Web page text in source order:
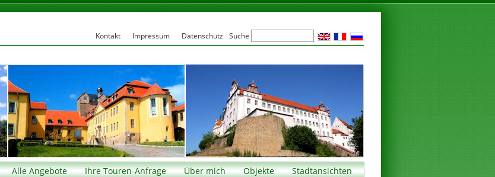
Alle Angebote Ihre Touren-Anfrage Über mich Objekte
Stadtansichten
Kontakt Impressum Datenschutz Suche